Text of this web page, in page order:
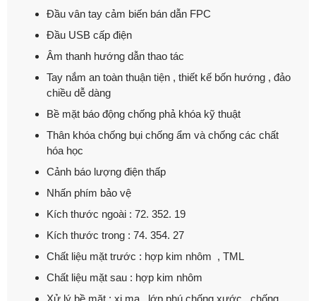
Đầu vân tay cảm biến bán dẫn FPC
Đầu USB cấp điện
Âm thanh hướng dẫn thao tác
Tay nắm an toàn thuận tiện , thiết kế bốn hướng , đảo
chiều dễ dàng
Bề mặt báo động chống phả khóa kỹ thuật
Thân khóa chống bụi chống ẩm và chống các chất
hóa học
Cảnh báo lượng điện thấp
Nhấn phím bảo vệ
Kích thước ngoài : 72. 352. 19
Kích thước trong : 74. 354. 27
Chất liệu mặt trước : hợp kim nhôm , TML
Chất liệu mặt sau : hợp kim nhôm